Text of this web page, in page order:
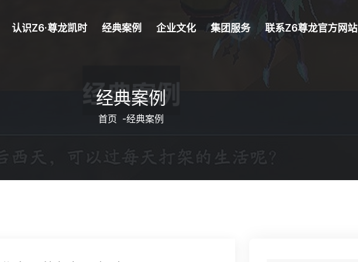
认识Z6·尊龙凯时 经典案例 企业文化 集团服务 联系z6尊龙官方网站
经典案例
首页 -经典案例